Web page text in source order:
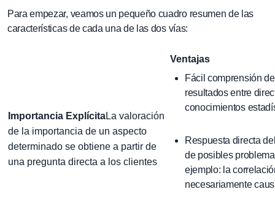
Para empezar, veamos un pequeño cuadro resumen de las
características de cada una de las dos vías:
Ventajas
Importancia ExplícitaLa valoración
de la importancia de un aspecto
determinado se obtiene a partir de
una pregunta directa a los clientes
Fácil comprensión
resultados entre
conocimientos
Respuesta directa
de posibles
ejemplo: la
necesariamente